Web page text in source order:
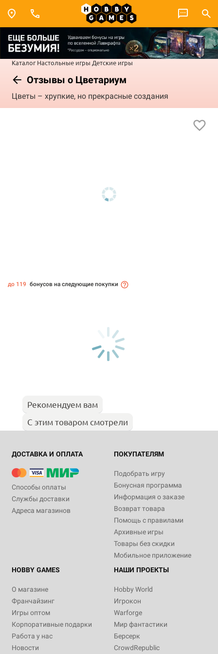
Каталог Настольные игры Детские игры
Отзывы о Цветариум
Цветы – хрупкие, но прекрасные создания
до 119 бонусов на следующие покупки
Рекомендуем вам
С этим товаром смотрели
ДОСТАВКА И ОПЛАТА
Способы оплаты
Службы доставки
Адреса магазинов
ПОКУПАТЕЛЯМ
Подобрать игру
Бонусная программа
Информация о заказе
Возврат товара
Помощь с правилами
Архивные игры
Товары без скидки
Мобильное приложение
HOBBY GAMES
О магазине
Франчайзинг
Игры оптом
Корпоративные подарки
Работа у нас
Новости
НАШИ ПРОЕКТЫ
Hobby World
Игрокон
Warforge
Мир фантастики
Берсерк
CrowdRepublic